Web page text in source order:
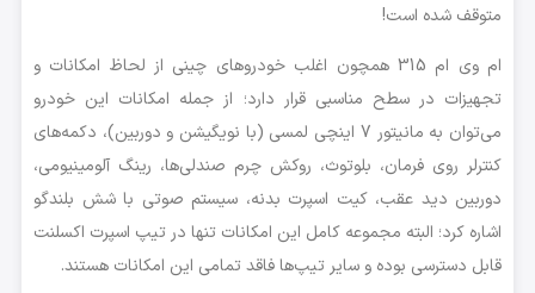
متوقف شده است!
ام وی ام 315 همچون اغلب خودروهای چینی از لحاظ امکانات و
تجهیزات در سطح مناسبی قرار دارد؛ از جمله امکانات این خودرو
می‌توان به مانیتور 7 اینچی لمسی (با نویگیشن و دوربین)، دکمه‌های
کنترلر روی فرمان، بلوتوث، روکش چرم صندلی‌ها‌، رینگ آلومینیومی،
دوربین دید عقب، کیت اسپرت بدنه، سیستم صوتی با شش بلندگو
اشاره کرد؛ البته مجموعه کامل این امکانات تنها در تیپ اسپرت اکسلنت
قابل دسترسی بوده و سایر تیپ‌ها فاقد تمامی این امکانات هستند.